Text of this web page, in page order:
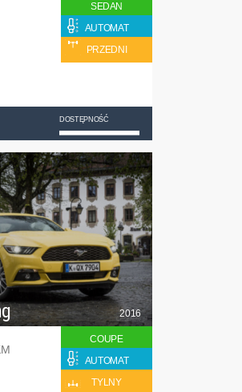
SEDAN
AUTOMAT
PRZEDNI
DOSTĘPNOŚĆ
2016
COUPE
AUTOMAT
TYLNY